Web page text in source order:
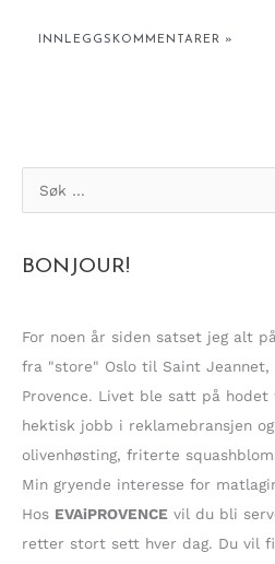
ø
e
e
:
BONJOUR!
For noen år siden satset jeg alt
fra "store" Oslo til Saint Jeannet,
Provence. Livet ble satt på
hektisk jobb i reklamebransjen
olivenhøsting, friterte
Min gryende interesse for
Hos EVAiPROVENCE vil du bli
retter stort sett hver dag. Du vil